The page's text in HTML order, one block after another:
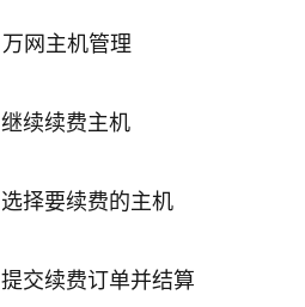
万网主机管理
继续续费主机
选择要续费的主机
提交续费订单并结算